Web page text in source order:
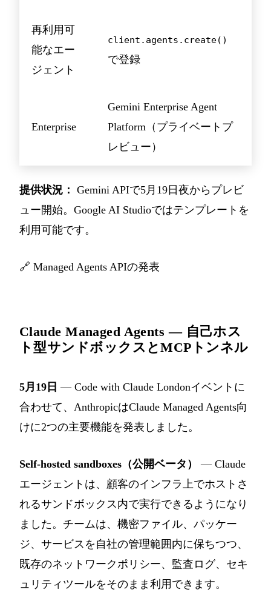
再利用可
能なエー
ジェント
client.agents.create()
で登録
Enterprise
Gemini Enterprise Agent
Platform（プライベートプ
レビュー）
提供状況： Gemini APIで5月19日夜からプレビ
ュー開始。Google AI Studioではテンプレートを
利用可能です。
🔗 Managed Agents APIの発表
Claude Managed Agents — 自己ホス
ト型サンドボックスとMCPトンネル
5月19日 — Code with Claude Londonイベントに
合わせて、AnthropicはClaude Managed Agents向
けに2つの主要機能を発表しました。
Self-hosted sandboxes（公開ベータ）
— Claude
エージェントは、顧客のインフラ上でホストさ
れるサンドボックス内で実行できるようになり
ました。チームは、機密ファイル、パッケー
ジ、サービスを自社の管理範囲内に保ちつつ、
既存のネットワークポリシー、監査ログ、セキ
ュリティツールをそのまま利用できます。